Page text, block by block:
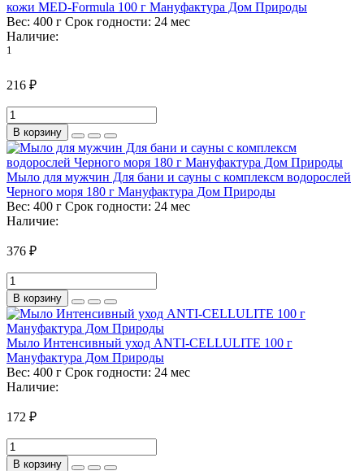
кожи MED-Formula 100 г Мануфактура Дом Природы
Вес: 400 г Срок годности: 24 мес
Наличие:
1
216 ₽
В корзину
Мыло для мужчин Для бани и сауны с комплексм водорослей
Черного моря 180 г Мануфактура Дом Природы
Вес: 400 г Срок годности: 24 мес
Наличие:
376 ₽
В корзину
Мыло Интенсивный уход ANTI-CELLULITE 100 г
Мануфактура Дом Природы
Вес: 400 г Срок годности: 24 мес
Наличие:
172 ₽
В корзину